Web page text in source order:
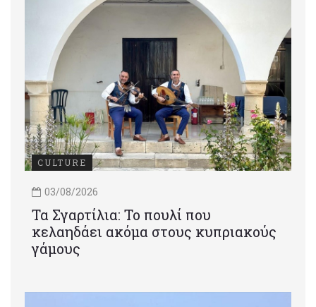
CULTURE
03/08/2026
Τα Σγαρτίλια: Το πουλί που
κελαηδάει ακόμα στους κυπριακούς
γάμους